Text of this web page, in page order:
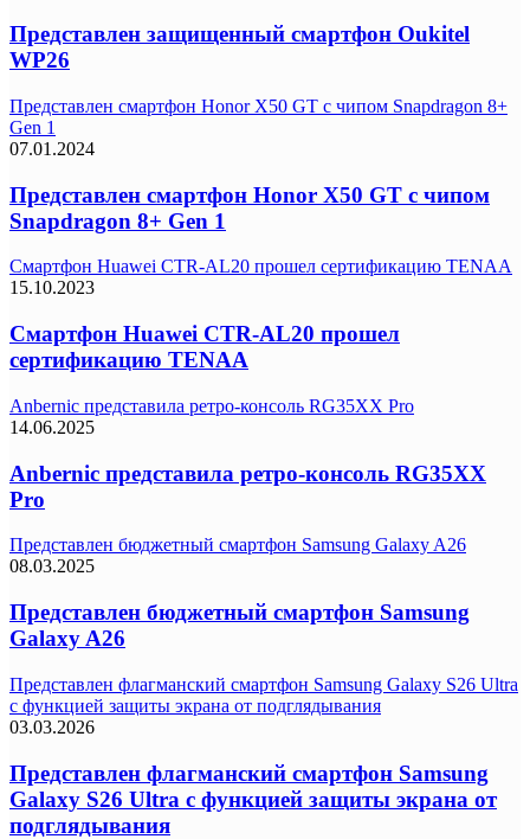
Представлен защищенный смартфон Oukitel
WP26
Представлен смартфон Honor X50 GT с чипом Snapdragon 8+
Gen 1
07.01.2024
Представлен смартфон Honor X50 GT с чипом
Snapdragon 8+ Gen 1
Смартфон Huawei CTR-AL20 прошел сертификацию TENAA
15.10.2023
Смартфон Huawei CTR-AL20 прошел
сертификацию TENAA
Anbernic представила ретро-консоль RG35XX Pro
14.06.2025
Anbernic представила ретро-консоль RG35XX
Pro
Представлен бюджетный смартфон Samsung Galaxy A26
08.03.2025
Представлен бюджетный смартфон Samsung
Galaxy A26
Представлен флагманский смартфон Samsung Galaxy S26 Ultra
с функцией защиты экрана от подглядывания
03.03.2026
Представлен флагманский смартфон Samsung
Galaxy S26 Ultra с функцией защиты экрана от
подглядывания